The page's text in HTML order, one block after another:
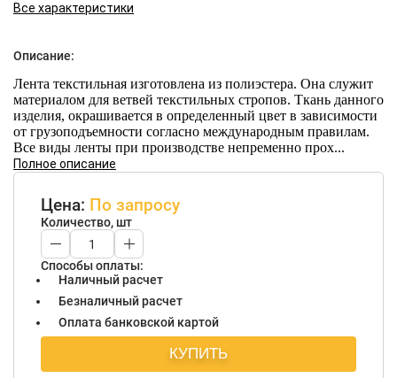
Все характеристики
Описание:
Лента текстильная изготовлена из полиэстера. Она служит
материалом для ветвей текстильных стропов. Ткань данного
изделия, окрашивается в определенный цвет в зависимости
от грузоподъемности согласно международным правилам.
Все виды ленты при производстве непременно прох...
Полное описание
Цена: По запросу
Количество, шт
Способы оплаты:
Наличный расчет
Безналичный расчет
Оплата банковской картой
КУПИТЬ